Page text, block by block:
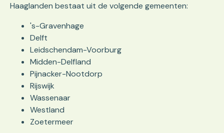
Haaglanden bestaat uit de volgende gemeenten:
's-Gravenhage
Delft
Leidschendam-Voorburg
Midden-Delfland
Pijnacker-Nootdorp
Rijswijk
Wassenaar
Westland
Zoetermeer